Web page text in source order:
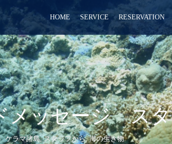
HOME SERVICE RESERVATION
メッセージ ス
ケラマ諸島,スタッフから,海の生き物